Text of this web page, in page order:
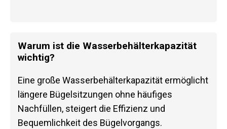
Warum ist die Wasserbehälterkapazität
wichtig?
Eine große Wasserbehälterkapazität ermöglicht
längere Bügelsitzungen ohne häufiges
Nachfüllen, steigert die Effizienz und
Bequemlichkeit des Bügelvorgangs.